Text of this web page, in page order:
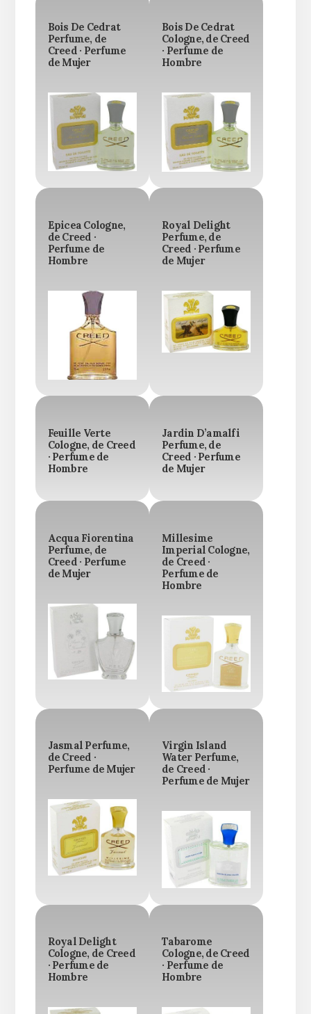
Bois De Cedrat
Perfume, de
Creed · Perfume
de Mujer
Bois De Cedrat
Cologne, de Creed
· Perfume de
Hombre
Epicea Cologne,
de Creed ·
Perfume de
Hombre
Royal Delight
Perfume, de
Creed · Perfume
de Mujer
Feuille Verte
Cologne, de Creed
· Perfume de
Hombre
Jardin D’amalfi
Perfume, de
Creed · Perfume
de Mujer
Acqua Fiorentina
Perfume, de
Creed · Perfume
de Mujer
Millesime
Imperial Cologne,
de Creed ·
Perfume de
Hombre
Jasmal Perfume,
de Creed ·
Perfume de Mujer
Virgin Island
Water Perfume,
de Creed ·
Perfume de Mujer
Royal Delight
Cologne, de Creed
· Perfume de
Hombre
Tabarome
Cologne, de Creed
· Perfume de
Hombre